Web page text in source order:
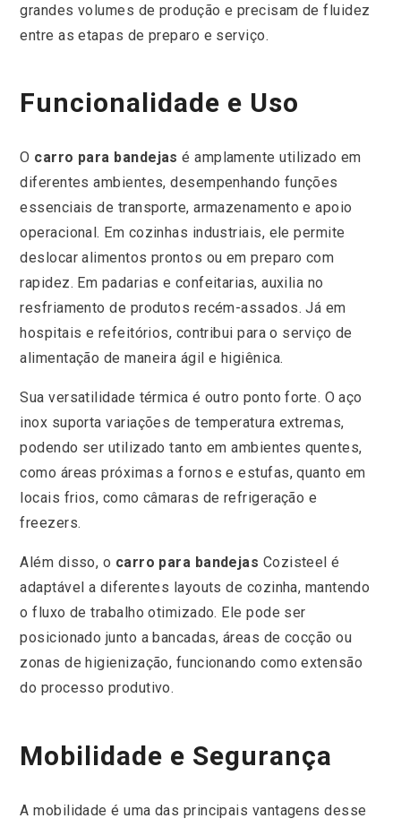
grandes volumes de produção e precisam de fluidez
entre as etapas de preparo e serviço.
Funcionalidade e Uso
O carro para bandejas é amplamente utilizado em
diferentes ambientes, desempenhando funções
essenciais de transporte, armazenamento e apoio
operacional. Em cozinhas industriais, ele permite
deslocar alimentos prontos ou em preparo com
rapidez. Em padarias e confeitarias, auxilia no
resfriamento de produtos recém-assados. Já em
hospitais e refeitórios, contribui para o serviço de
alimentação de maneira ágil e higiênica.
Sua versatilidade térmica é outro ponto forte. O aço
inox suporta variações de temperatura extremas,
podendo ser utilizado tanto em ambientes quentes,
como áreas próximas a fornos e estufas, quanto em
locais frios, como câmaras de refrigeração e
freezers.
Além disso, o carro para bandejas Cozisteel é
adaptável a diferentes layouts de cozinha, mantendo
o fluxo de trabalho otimizado. Ele pode ser
posicionado junto a bancadas, áreas de cocção ou
zonas de higienização, funcionando como extensão
do processo produtivo.
Mobilidade e Segurança
A mobilidade é uma das principais vantagens desse